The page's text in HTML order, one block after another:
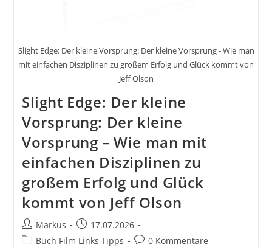
Slight Edge: Der kleine Vorsprung: Der kleine Vorsprung - Wie man
mit einfachen Disziplinen zu großem Erfolg und Glück kommt von
Jeff Olson
Slight Edge: Der kleine
Vorsprung: Der kleine
Vorsprung – Wie man mit
einfachen Disziplinen zu
großem Erfolg und Glück
kommt von Jeff Olson
Beitrags-
Autor:
Markus
Beitrag
veröffentlicht:
17.07.2026
Beitrags-
Buch Film Links Tipps
Beitrags-
0 Kommentare